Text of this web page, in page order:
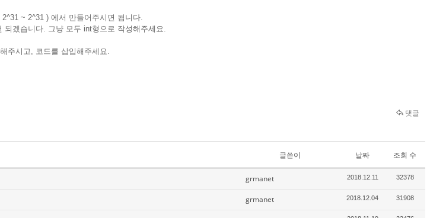
~ 2^31 ) 에서 만들어주시면 됩니다.
겠습니다. 그냥 모두 int형으로 작성해주세요.
주시고, 코드를 삽입해주세요.
댓글
글쓴이 날짜 조회 수
grmanet 2018.12.11 32378
grmanet 2018.12.04 31908